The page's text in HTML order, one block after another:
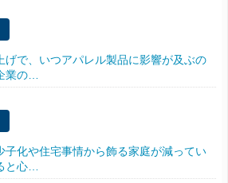
げで、いつアパレル製品に影響が及ぶの
業の…
子化や住宅事情から飾る家庭が減ってい
と心…